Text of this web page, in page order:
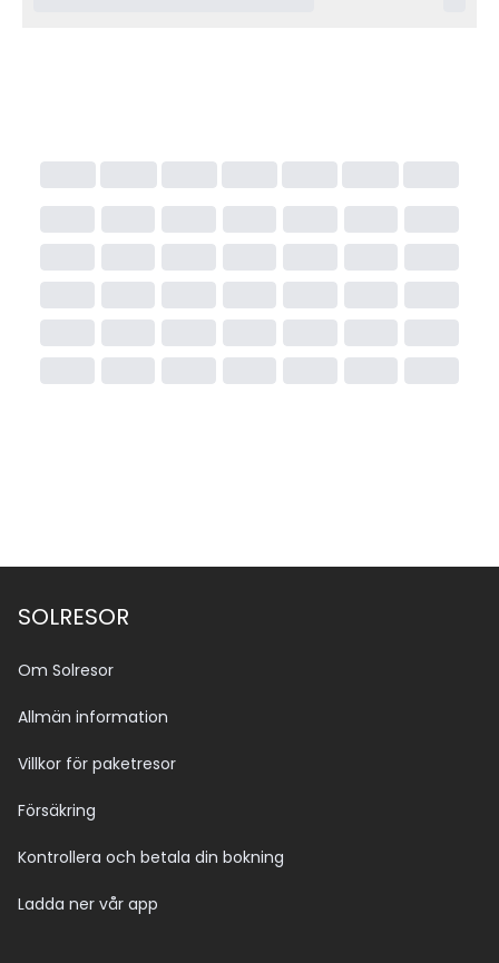
SOLRESOR
Om Solresor
Allmän information
Villkor för paketresor
Försäkring
Kontrollera och betala din bokning
Ladda ner vår app